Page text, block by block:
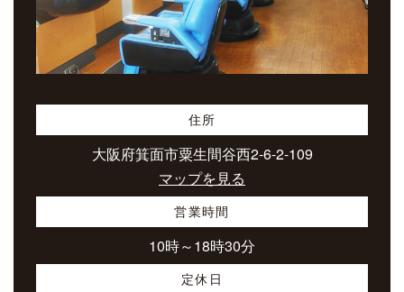
住所
大阪府箕面市粟生間谷西2-6-2-109
マップを見る
営業時間
10時～18時30分
定休日